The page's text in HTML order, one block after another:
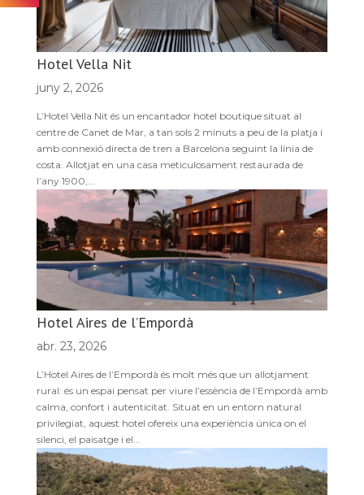
Hotel Vella Nit
juny 2, 2026
L’Hotel Vella Nit és un encantador hotel boutique situat al
centre de Canet de Mar, a tan sols 2 minuts a peu de la platja i
amb connexió directa de tren a Barcelona seguint la línia de
costa. Allotjat en una casa meticulosament restaurada de
l’any 1900,...
Hotel Aires de l’Empordà
abr. 23, 2026
L’Hotel Aires de l’Empordà és molt més que un allotjament
rural: és un espai pensat per viure l’essència de l’Empordà amb
calma, confort i autenticitat. Situat en un entorn natural
privilegiat, aquest hotel ofereix una experiència única on el
silenci, el paisatge i el...